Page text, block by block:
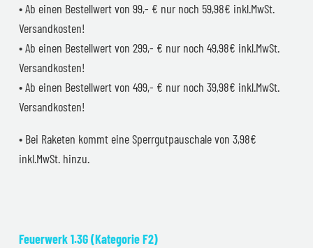
• Ab einen Bestellwert von 99,- € nur noch 59,98€ inkl.MwSt.
Versandkosten!
• Ab einen Bestellwert von 299,- € nur noch 49,98€ inkl.MwSt.
Versandkosten!
• Ab einen Bestellwert von 499,- € nur noch 39,98€ inkl.MwSt.
Versandkosten!
• Bei Raketen kommt eine Sperrgutpauschale von 3,98€
inkl.MwSt. hinzu.
Feuerwerk 1.3G (Kategorie F2)